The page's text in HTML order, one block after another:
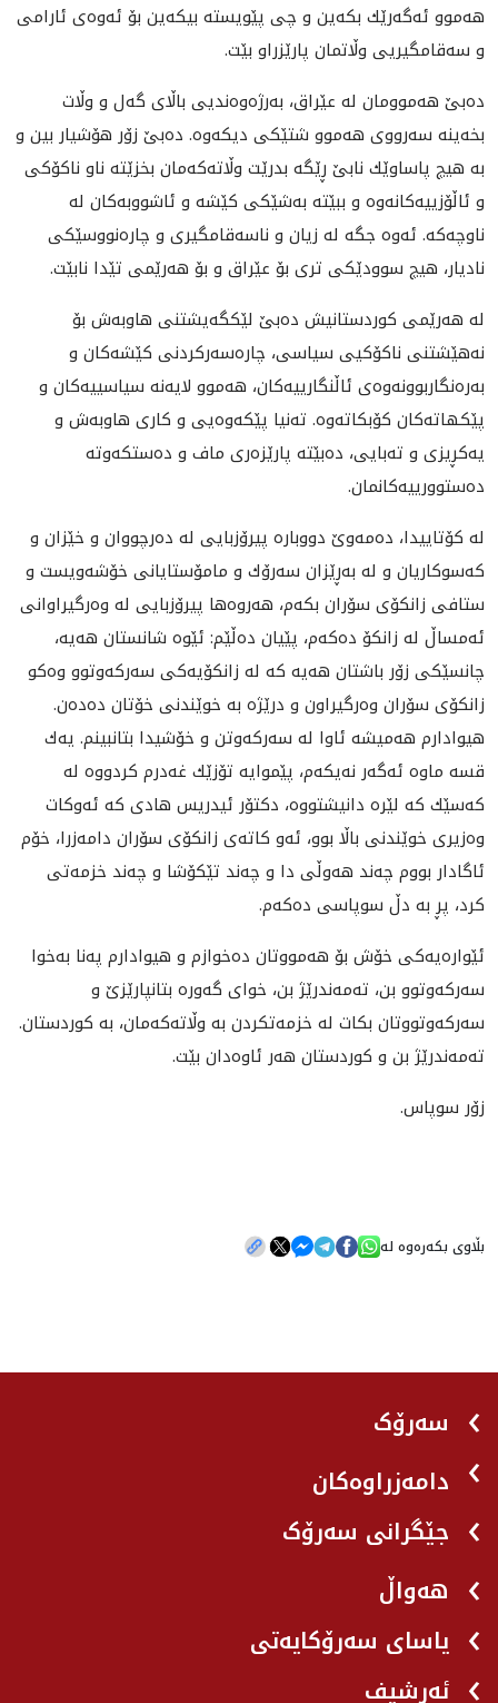
هه‌موو ئه‌گه‌رێك بكه‌ين و چى پێويسته‌ بيكه‌ين بۆ ئه‌وه‌ى ئارامى
و سه‌قامگيريى وڵاتمان پارێزراو بێت.
ده‌بێ هه‌موومان له‌ عێراق، به‌رژه‌وه‌نديى باڵاى گه‌ل و وڵات
بخه‌ينه‌ سه‌رووى هه‌موو شتێكى ديكه‌وه‌. ده‌بێ زۆر هۆشيار بين و
به‌ هيچ پاساوێك نابێ ڕێگه‌ بدرێت وڵاته‌كه‌مان بخزێته‌ ناو ناكۆكى
و ئاڵۆزييه‌كانه‌وه‌ و ببێته‌ به‌شێكى كێشه‌ و ئاشووبه‌كان له‌
ناوچه‌كه‌‌. ئه‌وه‌ جگه‌ له‌ زيان و ناسه‌قامگيرى و چاره‌نووسێكى
ناديار، هيچ سوودێكى تری بۆ عێراق و بۆ هه‌رێمی تێدا نابێت.
له‌ هه‌رێمى كوردستانيش ده‌بێ لێكگه‌يشتنى هاوبه‌ش بۆ
نه‌هێشتنى ناكۆكيى سياسى، چاره‌سه‌ركردنى كێشه‌كان و
به‌ره‌نگاربوونه‌وه‌ى ئاڵنگارييه‌كان، هه‌موو لايه‌نه‌ سياسييه‌كان و
پێكهاته‌كان كۆبكاته‌وه‌. ته‌نيا پێكه‌وه‌يى و كارى هاوبه‌ش و
يه‌كڕيزى و ته‌بايى، ده‌بێته‌ پارێزه‌رى ماف و ده‌ستكه‌وته‌
ده‌ستوورييه‌كانمان.
له‌ كۆتاييدا، ده‌مه‌وێ دووباره‌ پيرۆزبايى له‌ ده‌رچووان و خێزان و
كه‌سوكاريان و له ‌به‌ڕێزان سه‌رۆك و مامۆستايانی خۆشه‌ویست و
ستافى زانكۆى سۆران بكه‌م، هه‌روه‌ها پيرۆزبايى له‌ وه‌رگيراوانى
ئه‌مساڵ له‌ زانكۆ ده‌كه‌م، پێيان ده‌ڵێم: ئێوه‌ شانستان هه‌يه،
چانسێكی زۆر باشتان هه‌یه‌‌ كه‌ له‌ زانكۆيه‌كى سه‌ركه‌وتوو وه‌كو
زانكۆی سۆران وه‌رگيراون و درێژه‌ به‌ خوێندنی خۆتان ده‌ده‌ن.
هيوادارم هه‌ميشه‌ ئاوا له‌ سه‌ركه‌وتن و خۆشيدا بتانبينم. یه‌ك
قسه‌ ماوه‌ ئه‌گه‌ر نه‌یكه‌م، پێموایه‌ تۆزێك غه‌درم كردووه‌ له‌
كه‌سێك كه‌ لێره‌ دانیشتووه‌، دكتۆر ئیدریس هادی كه‌ ئه‌وكات
وه‌زیری خوێندنی باڵا بوو، ئه‌و كاته‌ی‌ زانكۆی سۆران دامه‌زرا، خۆم
ئاگادار بووم چه‌ند هه‌وڵی دا و چه‌ند تێكۆشا و چه‌ند خزمه‌تی
كرد، پڕ به‌ دڵ سوپاسی ده‌كه‌م.
ئێواره‌يه‌كى خۆش بۆ هه‌مووتان ده‌خوازم و هیوادارم په‌نا به‌خوا
سه‌ركه‌وتوو بن، ته‌مه‌ندرێژ بن، خوای گه‌وره‌ بتانپارێزێ و
سه‌ركه‌وتووتان بكات له‌ خزمه‌تكردن به‌ وڵاته‌كه‌مان، به‌ كوردستان.
ته‌مه‌ندرێژ بن و كوردستان هه‌ر ئاوه‌دان بێت.
زۆر سوپاس.
بڵاوی بکەرەوە لە
سەرۆک
دامەزراوەکان
جێگرانی سه‌رۆک
هه‌واڵ
یاسای سەرۆکایەتی
ئەرشیف